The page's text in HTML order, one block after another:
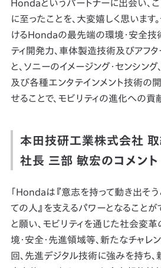
Hondaというパートナーに出会い、
に至ったことを、大変嬉しく思います
けるHondaの最先端の環境・安全技
ティ開発力、車体製造技術及びアフ
と、ソニーのイメージング・センシング
及び各種エンタテインメント技術の
せることで、モビリティの進化への貢
本田技研工業株式会社
社長 三部 敏宏のコメント
「Hondaは『意志を持って動き出そ
ての人』を支えるパワーとなること
と願い、モビリティを通じた社会変革
境・安全・先進領域等、新たなチャレ
回、先進デジタル技術に強みを持ち